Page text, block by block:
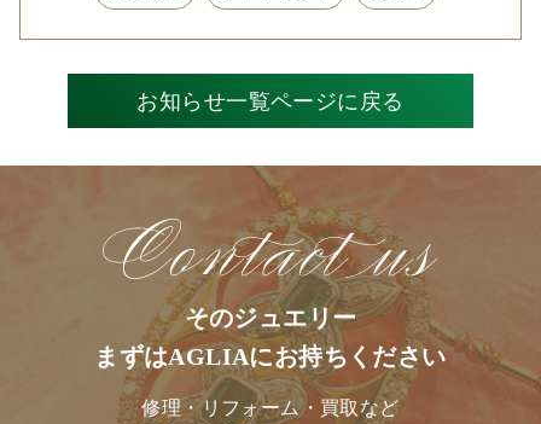
お知らせ一覧ページに戻る
そのジュエリー
まずはAGLIAにお持ちください
修理・リフォーム・買取など